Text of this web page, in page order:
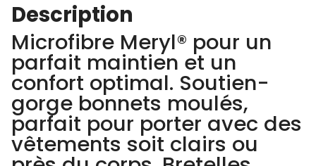
Description
Microfibre Meryl® pour un
parfait maintien et un
confort optimal. Soutien-
gorge bonnets moulés,
parfait pour porter avec des
vêtements soit clairs ou